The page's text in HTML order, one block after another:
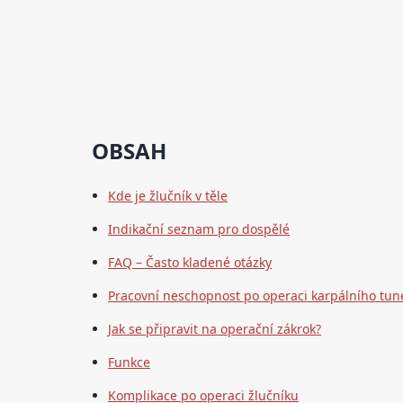
OBSAH
Kde je žlučník v těle
Indikační seznam pro dospělé
FAQ – Často kladené otázky
Pracovní neschopnost po operaci karpálního
Jak se připravit na operační zákrok?
Funkce
Komplikace po operaci žlučníku